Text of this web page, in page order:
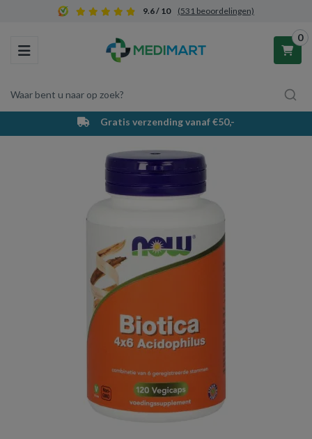
9.6 / 10 (531 beoordelingen)
Toggle navigation
Waar bent u naar op zoek?
0
Winkelwagen
Uw winkelwagen is leeg.
Gratis verzending vanaf €50,-